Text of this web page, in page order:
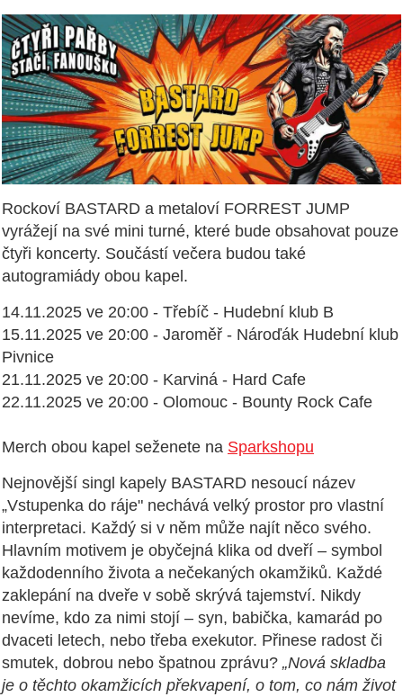
Rockoví BASTARD a metaloví FORREST JUMP
vyrážejí na své mini turné, které bude obsahovat pouze
čtyři koncerty. Součástí večera budou také
autogramiády obou kapel.
14.11.2025 ve 20:00 - Třebíč - Hudební klub B
15.11.2025 ve 20:00 - Jaroměř - Nároďák Hudební klub
Pivnice
21.11.2025 ve 20:00 - Karviná - Hard Cafe
22.11.2025 ve 20:00 - Olomouc - Bounty Rock Cafe
Merch obou kapel seženete na Sparkshopu
Nejnovější singl kapely BASTARD nesoucí název
„Vstupenka do ráje" nechává velký prostor pro vlastní
interpretaci. Každý si v něm může najít něco svého.
Hlavním motivem je obyčejná klika od dveří – symbol
každodenního života a nečekaných okamžiků. Každé
zaklepání na dveře v sobě skrývá tajemství. Nikdy
nevíme, kdo za nimi stojí – syn, babička, kamarád po
dvaceti letech, nebo třeba exekutor. Přinese radost či
smutek, dobrou nebo špatnou zprávu? „Nová skladba
je o těchto okamžicích překvapení, o tom, co nám život